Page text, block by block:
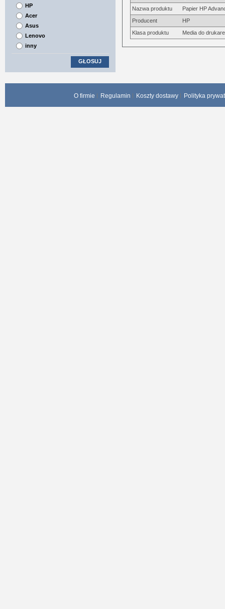
Nazwa produktu
Papier HP
Producent
HP
Klasa produktu
Media do
HP
Acer
Asus
Lenovo
inny
GŁOSUJ
O firmie Regulamin Koszty dostawy Polityka